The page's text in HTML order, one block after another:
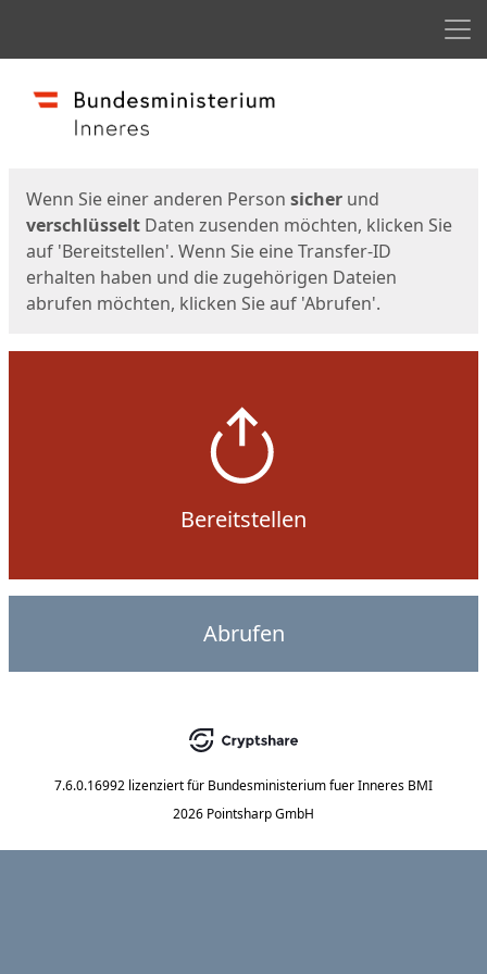
Start
Wenn Sie einer anderen Person sicher und
verschlüsselt Daten zusenden möchten, klicken Sie
auf 'Bereitstellen'. Wenn Sie eine Transfer-ID
erhalten haben und die zugehörigen Dateien
abrufen möchten, klicken Sie auf 'Abrufen'.
Bereitstellen
Abrufen
7.6.0.16992 lizenziert für Bundesministerium fuer Inneres BMI
2026 Pointsharp GmbH